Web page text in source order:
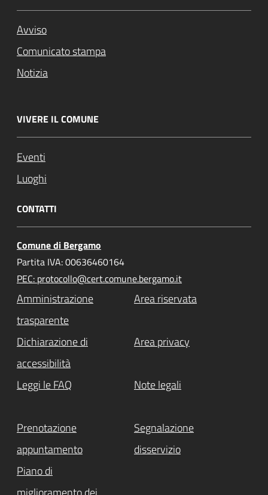
Avviso
Comunicato stampa
Notizia
VIVERE IL COMUNE
Eventi
Luoghi
CONTATTI
Comune di Bergamo
Partita IVA: 00636460164
PEC: protocollo@cert.comune.bergamo.it
Amministrazione
trasparente
Area riservata
Dichiarazione di
accessibilità
Area privacy
Leggi le FAQ Note legali
Prenotazione
appuntamento
Segnalazione
disservizio
Piano di